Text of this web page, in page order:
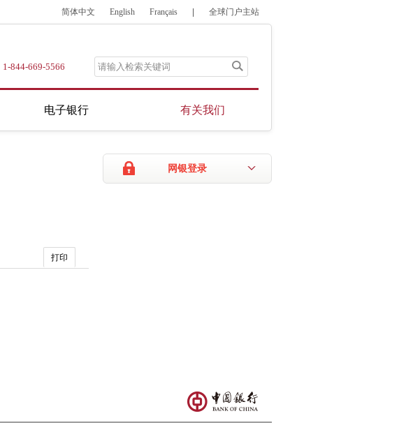
简体中文 English Français 全球门户主站
1-844-669-5566
电子银行 有关我们
网银登录
打印